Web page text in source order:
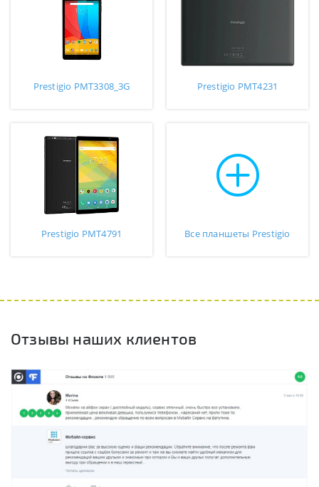
Prestigio PMT3308_3G Prestigio PMT4231
Prestigio PMT4791 Все планшеты Prestigio
Отзывы наших клиентов